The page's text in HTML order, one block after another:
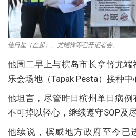
佳日星（左起）、尤端祥等召开记者会。
他周二早上与槟岛市长拿督尤端
乐会场地（Tapak Pesta）接种中
他坦言，尽管昨日槟州单日病
不可掉以轻心，继续遵守SOP及
他续说，槟威地方政府至今已